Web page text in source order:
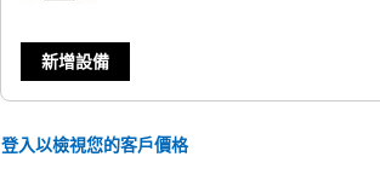
新增設備
登入以檢視您的客戶價格